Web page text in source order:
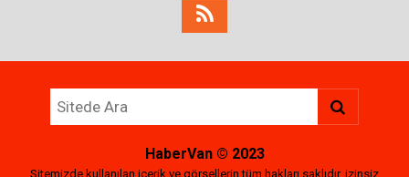
HaberVan© 2023
Sitemizde kullanılan içerik ve görsellerin tüm hakları saklıdır, izinsiz